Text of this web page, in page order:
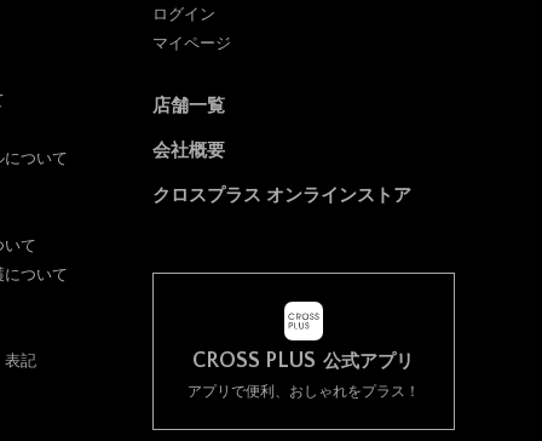
あります。
る会員又は他の第三者が被
について
いて
について
表記
ログイン
マイページ
店舗一覧
会社概要
クロスプラス オンラインストア
CROSS PLUS 公式アプリ
アプリで便利、おしゃれをプラス！